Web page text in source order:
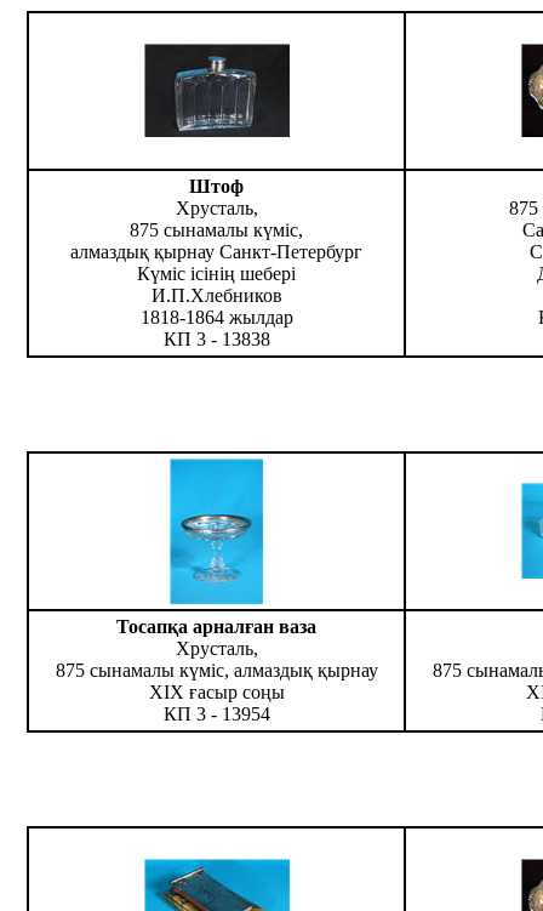
Штоф
Хрусталь,
875 сынамалы күміс,
алмаздық қырнау Санкт-Петербург
Күміс ісінің шебері
И.П.Хлебников
1818-1864 жылдар
КП 3 - 13838
875
Тосапқа арналған ваза
Хрусталь,
875 сынамалы күміс, алмаздық қырнау
ХІХ ғасыр соңы
КП 3 - 13954
875